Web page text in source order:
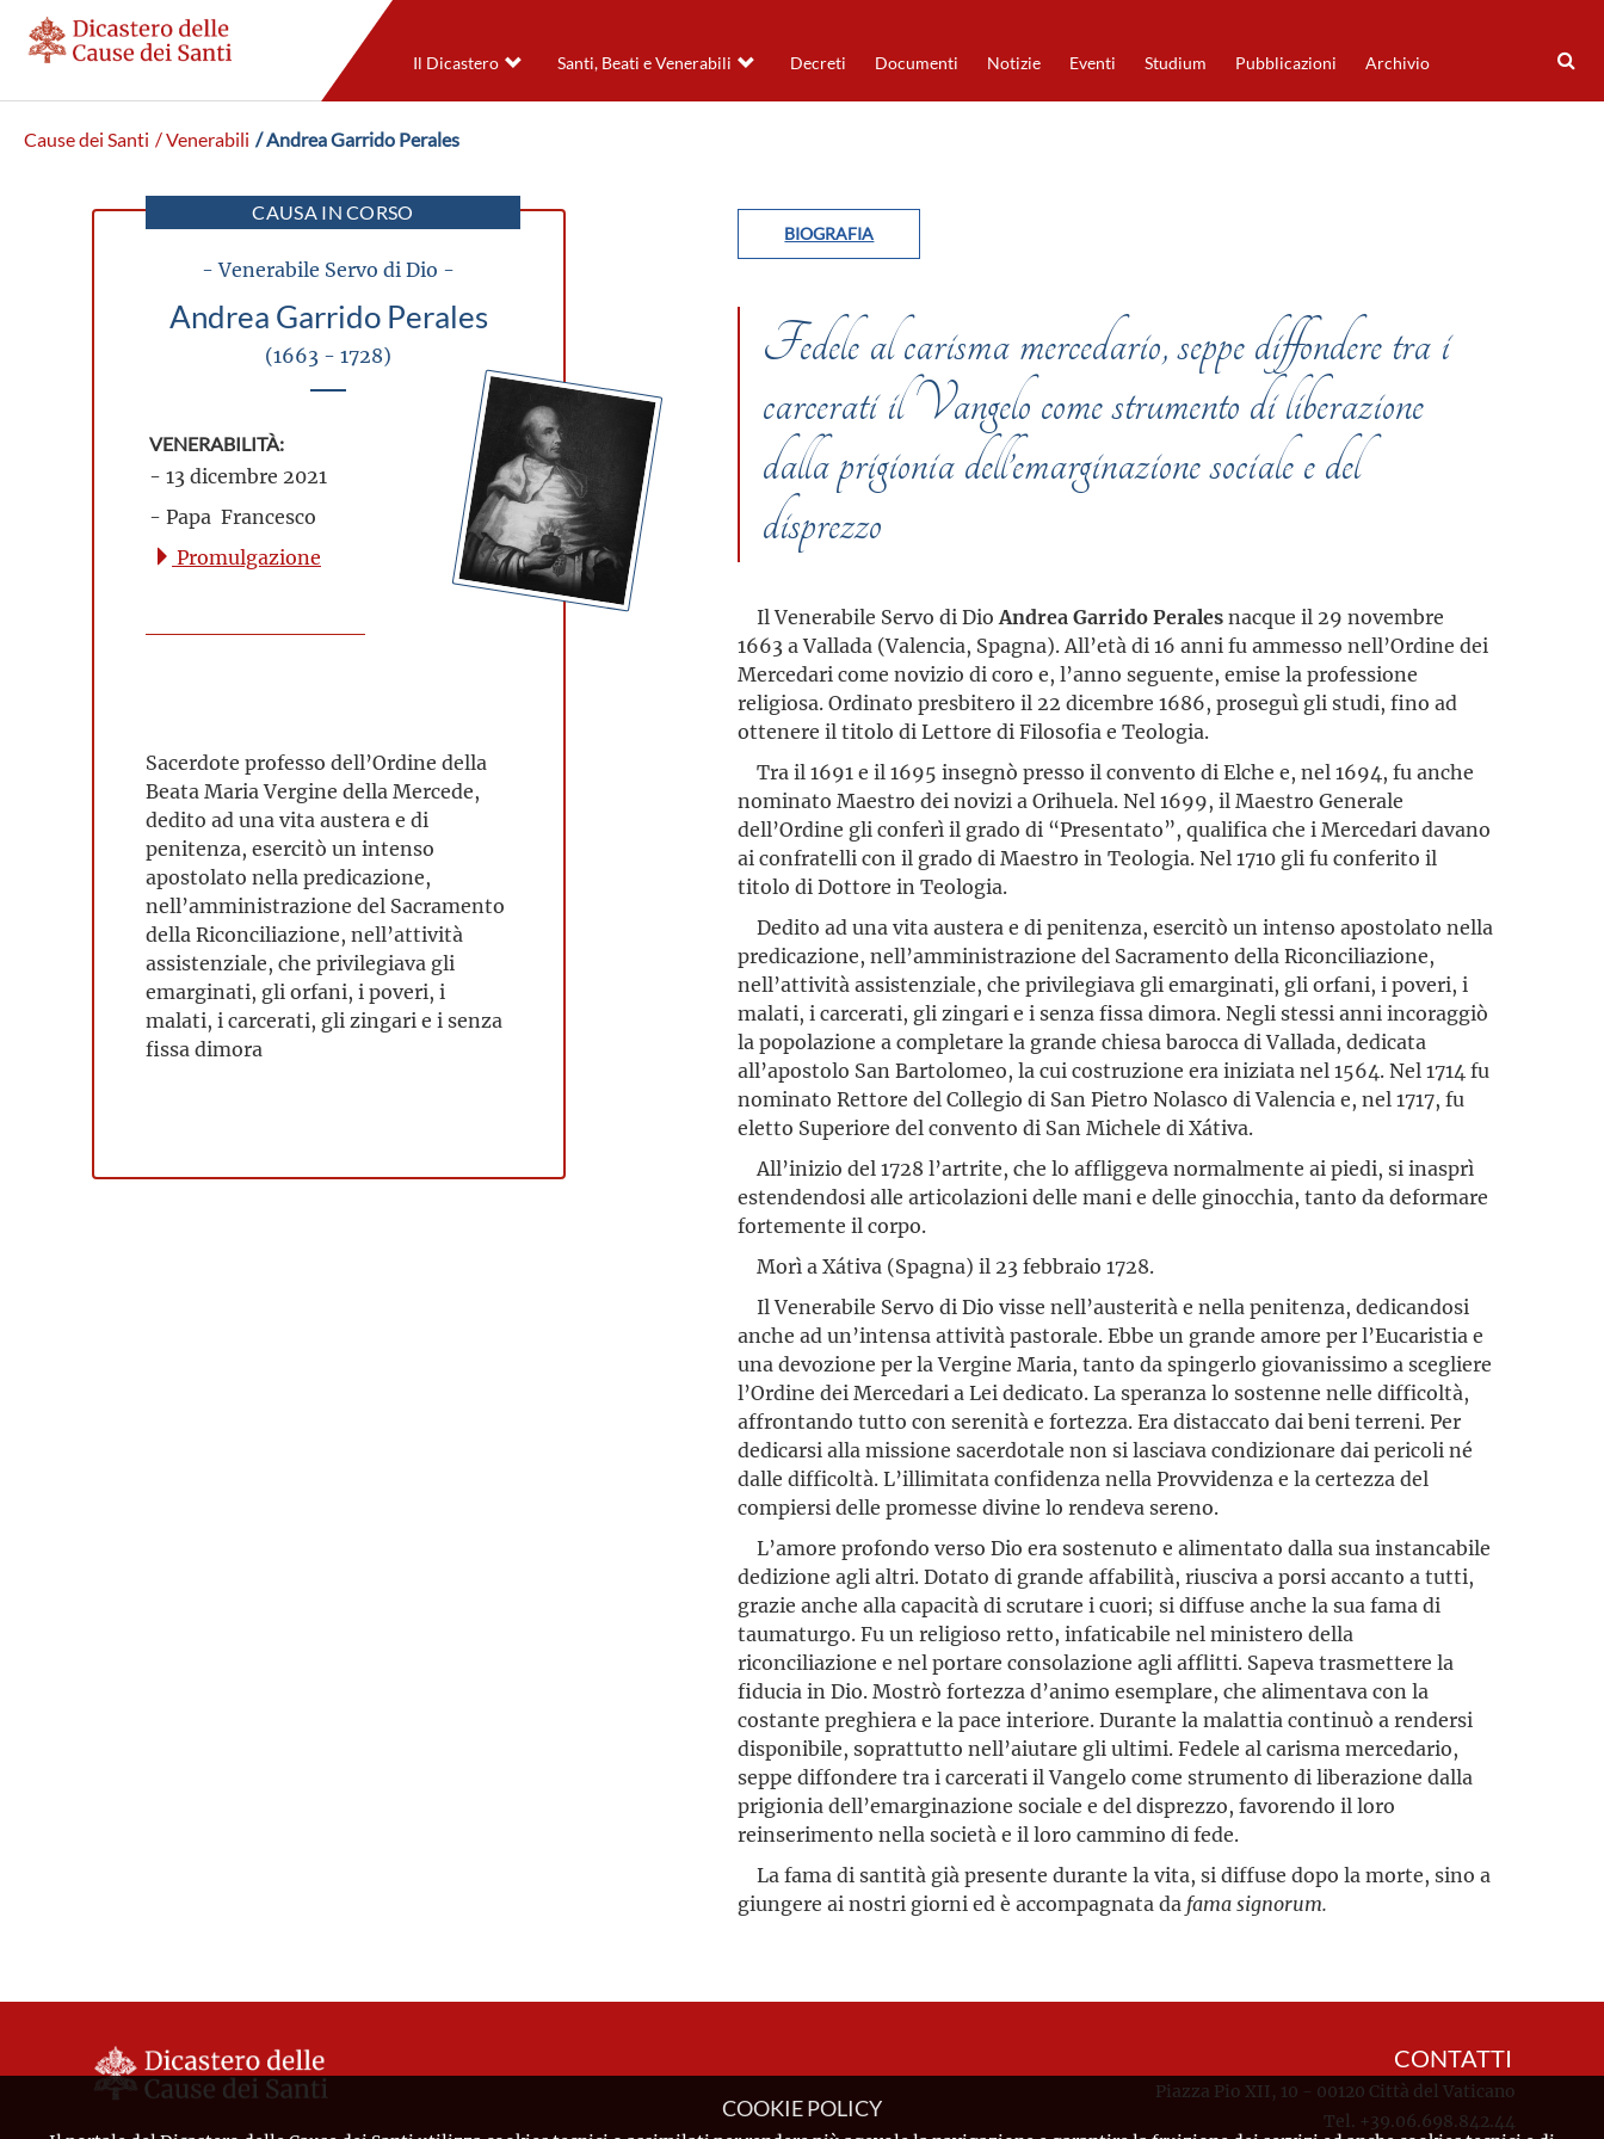
Il Dicastero Santi, Beati e Venerabili Decreti Documenti Notizie Eventi Studium Pubblicazioni Archivio
Cause dei Santi / Venerabili / Andrea Garrido Perales
CAUSA IN CORSO
- Venerabile Servo di Dio -
Andrea Garrido Perales
(1663 - 1728)
VENERABILITÀ:
- 13 dicembre 2021
- Papa Francesco
Promulgazione
Sacerdote professo dell’Ordine della
Beata Maria Vergine della Mercede,
dedito ad una vita austera e di
penitenza, esercitò un intenso
apostolato nella predicazione,
nell’amministrazione del Sacramento
della Riconciliazione, nell’attività
assistenziale, che privilegiava gli
emarginati, gli orfani, i poveri, i
malati, i carcerati, gli zingari e i senza
fissa dimora
BIOGRAFIA
Fedele al carisma mercedario, seppe diffondere tra i
carcerati il Vangelo come strumento di liberazione
dalla prigionia dell’emarginazione sociale e del
disprezzo
Il Venerabile Servo di DioAndrea Garrido Peralesnacque il 29 novembre
1663 a Vallada (Valencia, Spagna). All’età di 16 anni fu ammesso nell’Ordine dei
Mercedari come novizio di coro e, l’anno seguente, emise la professione
religiosa. Ordinato presbitero il 22 dicembre 1686, proseguì gli studi, fino ad
ottenere il titolo di Lettore di Filosofia e Teologia.
Tra il 1691 e il 1695 insegnò presso il convento di Elche e, nel 1694, fu anche
nominato Maestro dei novizi a Orihuela. Nel 1699, il Maestro Generale
dell’Ordine gli conferì il grado di “Presentato”, qualifica che i Mercedari davano
ai confratelli con il grado di Maestro in Teologia. Nel 1710 gli fu conferito il
titolo di Dottore in Teologia.
Dedito ad una vita austera e di penitenza, esercitò un intenso apostolato nella
predicazione, nell’amministrazione del Sacramento della Riconciliazione,
nell’attività assistenziale, che privilegiava gli emarginati, gli orfani, i poveri, i
malati, i carcerati, gli zingari e i senza fissa dimora. Negli stessi anni incoraggiò
la popolazione a completare la grande chiesa barocca di Vallada, dedicata
all’apostolo San Bartolomeo, la cui costruzione era iniziata nel 1564. Nel 1714 fu
nominato Rettore del Collegio di San Pietro Nolasco di Valencia e, nel 1717, fu
eletto Superiore del convento di San Michele di Xátiva.
All’inizio del 1728 l’artrite, che lo affliggeva normalmente ai piedi, si inasprì
estendendosi alle articolazioni delle mani e delle ginocchia, tanto da deformare
fortemente il corpo.
Morì a Xátiva (Spagna) il 23 febbraio 1728.
Il Venerabile Servo di Dio visse nell’austerità e nella penitenza, dedicandosi
anche ad un’intensa attività pastorale. Ebbe un grande amore per l’Eucaristia e
una devozione per la Vergine Maria, tanto da spingerlo giovanissimo a scegliere
l’Ordine dei Mercedari a Lei dedicato. La speranza lo sostenne nelle difficoltà,
affrontando tutto con serenità e fortezza. Era distaccato dai beni terreni. Per
dedicarsi alla missione sacerdotale non si lasciava condizionare dai pericoli né
dalle difficoltà. L’illimitata confidenza nella Provvidenza e la certezza del
compiersi delle promesse divine lo rendeva sereno.
L’amore profondo verso Dio era sostenuto e alimentato dalla sua instancabile
dedizione agli altri. Dotato di grande affabilità, riusciva a porsi accanto a tutti,
grazie anche alla capacità di scrutare i cuori; si diffuse anche la sua fama di
taumaturgo. Fu un religioso retto, infaticabile nel ministero della
riconciliazione e nel portare consolazione agli afflitti. Sapeva trasmettere la
fiducia in Dio. Mostrò fortezza d’animo esemplare, che alimentava con la
costante preghiera e la pace interiore. Durante la malattia continuò a rendersi
disponibile, soprattutto nell’aiutare gli ultimi. Fedele al carisma mercedario,
seppe diffondere tra i carcerati il Vangelo come strumento di liberazione dalla
prigionia dell’emarginazione sociale e del disprezzo, favorendo il loro
reinserimento nella società e il loro cammino di fede.
La fama di santità già presente durante la vita, si diffuse dopo la morte, sino a
giungere ai nostri giorni ed è accompagnata da fama signorum.
CONTATTI
Piazza Pio XII, 10 - 00120 Città del Vaticano
Tel. +39.06.698.842.44
COOKIE POLICY